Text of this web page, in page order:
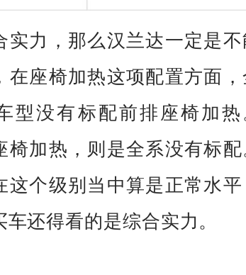
实力，那么汉兰达一定是
在座椅加热这项配置方面，
型没有标配前排座椅加热
加热，则是全系没有标配
这个级别当中算是正常水平
还得看的是综合实力。